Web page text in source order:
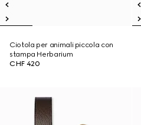
Ciotola per animali piccola con
stampa Herbarium
CHF 420